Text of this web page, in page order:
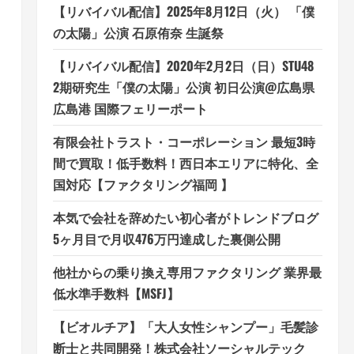
【リバイバル配信】2025年8月12日（火） 「僕
の太陽」公演 石原侑奈 生誕祭
【リバイバル配信】2020年2月2日（日）STU48
2期研究生「僕の太陽」公演 初日公演@広島県
広島港 国際フェリーポート
有限会社トラスト・コーポレーション 最短3時
間で買取！低手数料！西日本エリアに特化、全
国対応【ファクタリング福岡 】
本気で会社を辞めたい初心者がトレンドブログ
5ヶ月目で月収476万円達成した裏側公開
他社からの乗り換え専用ファクタリング 業界最
低水準手数料【MSFJ】
【ビオルチア】「大人女性シャンプー」毛髪診
断士と共同開発！株式会社ソーシャルテック